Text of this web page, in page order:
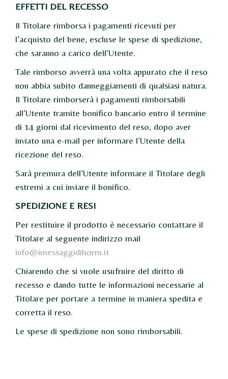
EFFETTI DEL RECESSO
Il Titolare rimborsa i pagamenti ricevuti per
l’acquisto del bene, escluse le spese di spedizione,
che saranno a carico dell’Utente.
Tale rimborso avverrà una volta appurato che il reso
non abbia subito danneggiamenti di qualsiasi natura.
Il Titolare rimborserà i pagamenti rimborsabili
all’Utente tramite bonifico bancario entro il termine
di 14 giorni dal ricevimento del reso, dopo aver
inviato una e-mail per informare l’Utente della
ricezione del reso.
Sarà premura dell’Utente informare il Titolare degli
estremi a cui inviare il bonifico.
SPEDIZIONE E RESI
Per restituire il prodotto è necessario contattare il
Titolare al seguente indirizzo mail
info@imessaggidihorm.it
Chiarendo che si vuole usufruire del diritto di
recesso e dando tutte le informazioni necessarie al
Titolare per portare a termine in maniera spedita e
corretta il reso.
Le spese di spedizione non sono rimborsabili.